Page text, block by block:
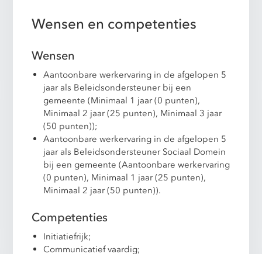
Wensen en competenties
Wensen
Aantoonbare werkervaring in de afgelopen 5
jaar als Beleidsondersteuner bij een
gemeente (Minimaal 1 jaar (0 punten),
Minimaal 2 jaar (25 punten), Minimaal 3 jaar
(50 punten));
Aantoonbare werkervaring in de afgelopen 5
jaar als Beleidsondersteuner Sociaal Domein
bij een gemeente (Aantoonbare werkervaring
(0 punten), Minimaal 1 jaar (25 punten),
Minimaal 2 jaar (50 punten)).
Competenties
Initiatiefrijk;
Communicatief vaardig;